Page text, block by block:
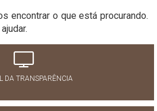
encontrar o que está procurando.
DA TRANSPARÊNCIA